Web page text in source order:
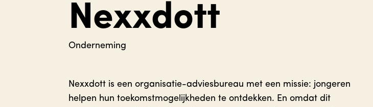
Nexxdott
Onderneming
Nexxdott is een organisatie-adviesbureau met een missie: jongeren
helpen hun toekomstmogelijkheden te ontdekken. En omdat dit